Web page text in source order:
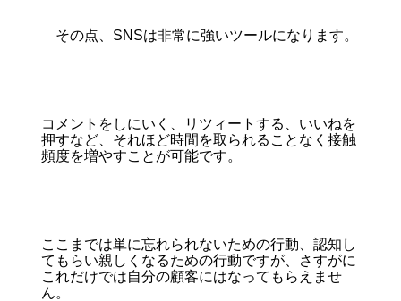
その点、SNSは非常に強いツールになります。
コメントをしにいく、リツィートする、いいねを
押すなど、それほど時間を取られることなく接触
頻度を増やすことが可能です。
ここまでは単に忘れられないための行動、認知し
てもらい親しくなるための行動ですが、さすがに
これだけでは自分の顧客にはなってもらえませ
ん。